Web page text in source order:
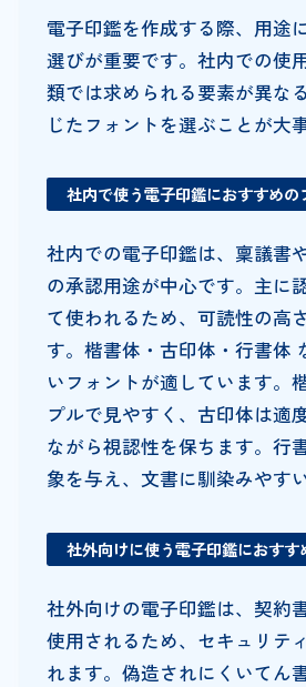
電子印鑑を作成する際、用途
選びが重要です。社内での使
類では求められる要素が異な
じたフォントを選ぶことが大
社内で使う電子印鑑におすすめの
社内での電子印鑑は、稟議書
の承認用途が中心です。主に
て使われるため、可読性の高
す。楷書体・古印体・行書体
いフォントが適しています。
プルで見やすく、古印体は適
ながら視認性を保ちます。行
象を与え、文書に馴染みやす
社外向けに使う電子印鑑におすす
社外向けの電子印鑑は、契約
使用されるため、セキュリテ
れます。偽造されにくいてん